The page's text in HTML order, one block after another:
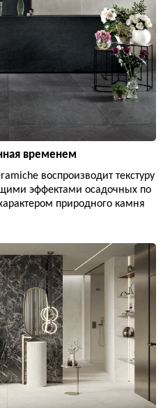
временем
воспроизводит текстуру
эффектами осадочных по
природного камня